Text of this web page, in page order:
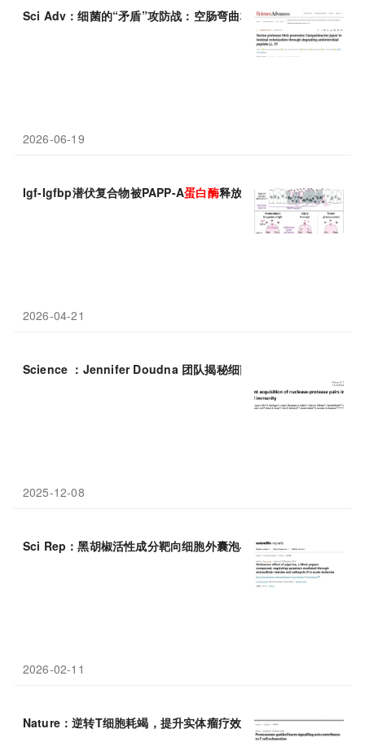
Sci Adv：细菌的“矛盾”攻防战：空肠弯曲杆菌分泌蛋白酶化解宿
2026-06-19
Igf-Igfbp潜伏复合物被PAPP-A蛋白酶释放，启动Rb失活与修复
2026-04-21
Science ：Jennifer Doudna 团队揭秘细菌抗病毒免疫创新机制
2025-12-08
Sci Rep：黑胡椒活性成分靶向细胞外囊泡与组织蛋白酶
2026-02-11
Nature：逆转T细胞耗竭，提升实体瘤疗效，何秉智/王建祥/徐颖